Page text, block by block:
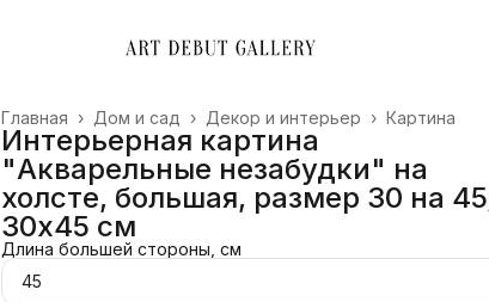
Картина
Декор и интерьер ›
Дом и сад ›
Главная ›
Интерьерная картина
"Акварельные незабудки" на
холсте, большая, размер 30 на
30х45 см
Длина большей стороны, см
45